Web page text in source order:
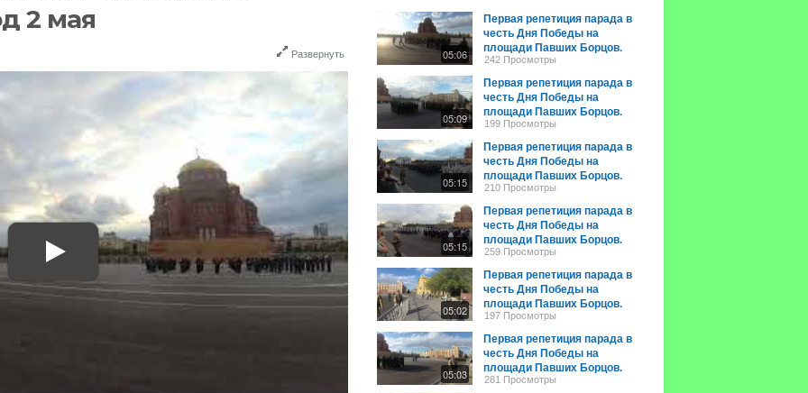
2 мая
Развернуть 05:06
Первая репетиция парада в
честь Дня Победы на
площади Павших Борцов.
Волгоград. 2024 год 2 мая
242 Просмотры
05:09
Первая репетиция парада в
честь Дня Победы на
площади Павших Борцов.
Волгоград. 2024 год 2 мая
199 Просмотры
05:15
Первая репетиция парада в
честь Дня Победы на
площади Павших Борцов.
Волгоград. 2024 год 2 мая
210 Просмотры
05:15
Первая репетиция парада в
честь Дня Победы на
площади Павших Борцов.
Волгоград. 2024 год 2 мая
259 Просмотры
05:02
Первая репетиция парада в
честь Дня Победы на
площади Павших Борцов.
Волгоград. 2024 год 2 мая
197 Просмотры
05:03
Первая репетиция парада в
честь Дня Победы на
площади Павших Борцов.
Волгоград. 2024 год 2 мая
281 Просмотры